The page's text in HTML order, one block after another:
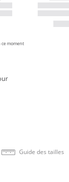
moment
Guide des tailles